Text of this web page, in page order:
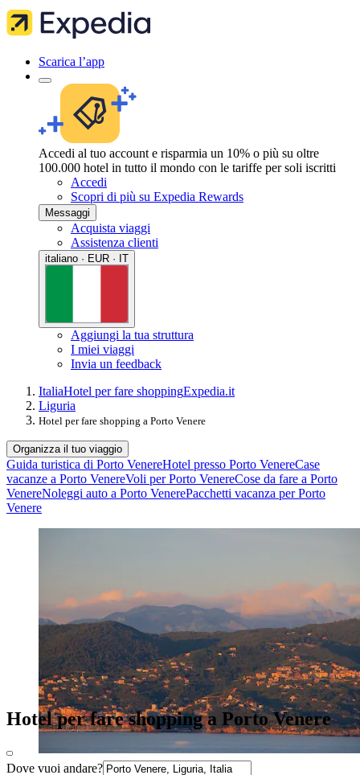
Scarica l’app
Accedi al tuo account e risparmia un 10% o più su oltre
100.000 hotel in tutto il mondo con le tariffe per soli iscritti
Accedi
Scopri di più su Expedia Rewards
Messaggi
Acquista viaggi
Assistenza clienti
italiano · EUR · IT
Aggiungi la tua struttura
I miei viaggi
Invia un feedback
ItaliaHotel per fare shoppingExpedia.it
Liguria
Hotel per fare shopping a Porto Venere
Organizza il tuo viaggio
Guida turistica di Porto VenereHotel presso Porto VenereCase
vacanze a Porto VenereVoli per Porto VenereCose da fare a Porto
VenereNoleggi auto a Porto VenerePacchetti vacanza per Porto
Venere
Hotel per fare shopping a Porto Venere
Dove vuoi andare?